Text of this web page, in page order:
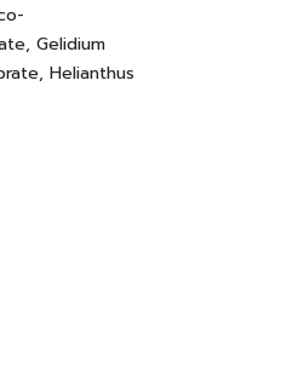
Gelidium
Helianthus